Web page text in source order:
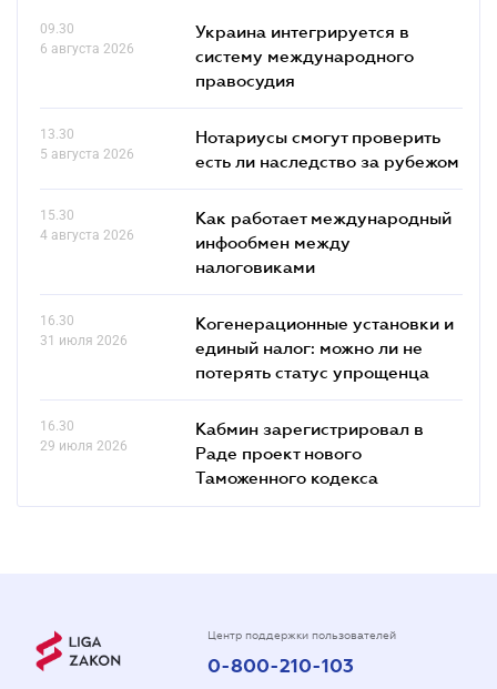
09.30
6 августа 2026
Украина интегрируется в
систему международного
правосудия
13.30
5 августа 2026
Нотариусы смогут проверить
есть ли наследство за рубежом
15.30
4 августа 2026
Как работает международный
инфообмен между
налоговиками
16.30
31 июля 2026
Когенерационные установки и
единый налог: можно ли не
потерять статус упрощенца
16.30
29 июля 2026
Кабмин зарегистрировал в
Раде проект нового
Таможенного кодекса
Центр поддержки пользователей
0-800-210-103